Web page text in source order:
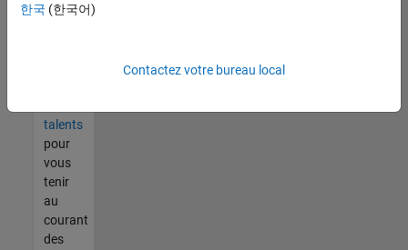
à vos
talents
pour
vous
tenir
au
courant
des
한국 (한국어)
Contactez votre bureau local